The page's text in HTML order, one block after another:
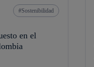
Sostenibilidad
en el